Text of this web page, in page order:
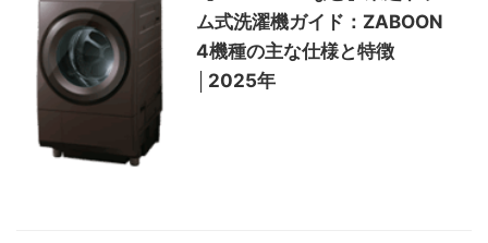
ム式洗濯機ガイド：ZABOON
4機種の主な仕様と特徴
│2025年